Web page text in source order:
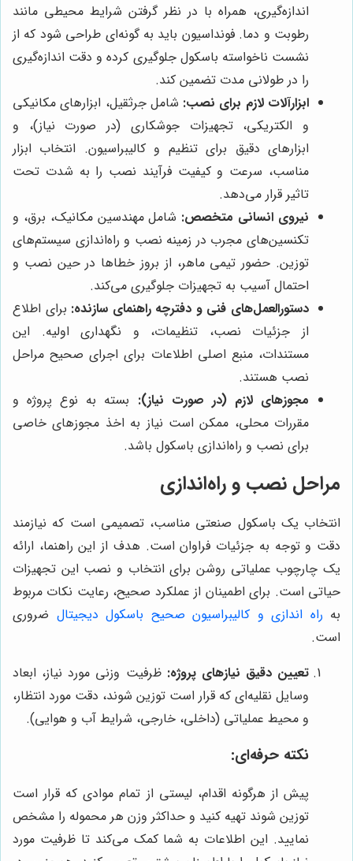
اندازه‌گیری، همراه با در نظر گرفتن شرایط محیطی مانند
رطوبت و دما. فونداسیون باید به گونه‌ای طراحی شود که از
نشست ناخواسته باسکول جلوگیری کرده و دقت اندازه‌گیری
را در طولانی مدت تضمین کند.
ابزارآلات لازم برای نصب: شامل جرثقیل، ابزارهای مکانیکی
و الکتریکی، تجهیزات جوشکاری (در صورت نیاز)، و
ابزارهای دقیق برای تنظیم و کالیبراسیون. انتخاب ابزار
مناسب، سرعت و کیفیت فرآیند نصب را به شدت تحت
تاثیر قرار می‌دهد.
نیروی انسانی متخصص: شامل مهندسین مکانیک، برق، و
تکنسین‌های مجرب در زمینه نصب و راه‌اندازی سیستم‌های
توزین. حضور تیمی ماهر، از بروز خطاها در حین نصب و
احتمال آسیب به تجهیزات جلوگیری می‌کند.
دستورالعمل‌های فنی و دفترچه راهنمای سازنده: برای اطلاع
از جزئیات نصب، تنظیمات، و نگهداری اولیه. این
مستندات، منبع اصلی اطلاعات برای اجرای صحیح مراحل
نصب هستند.
مجوزهای لازم (در صورت نیاز): بسته به نوع پروژه و
مقررات محلی، ممکن است نیاز به اخذ مجوزهای خاصی
برای نصب و راه‌اندازی باسکول باشد.
مراحل نصب و راه‌اندازی
انتخاب یک باسکول صنعتی مناسب، تصمیمی است که نیازمند
دقت و توجه به جزئیات فراوان است. هدف از این راهنما، ارائه
یک چارچوب عملیاتی روشن برای انتخاب و نصب این تجهیزات
حیاتی است. برای اطمینان از عملکرد صحیح، رعایت نکات مربوط
به راه اندازی و کالیبراسیون صحیح باسکول دیجیتال ضروری
است.
تعیین دقیق نیازهای پروژه: ظرفیت وزنی مورد نیاز، ابعاد
وسایل نقلیه‌ای که قرار است توزین شوند، دقت مورد انتظار،
و محیط عملیاتی (داخلی، خارجی، شرایط آب و هوایی).
نکته حرفه‌ای:
پیش از هرگونه اقدام، لیستی از تمام موادی که قرار است
توزین شوند تهیه کنید و حداکثر وزن هر محموله را مشخص
نمایید. این اطلاعات به شما کمک می‌کند تا ظرفیت مورد